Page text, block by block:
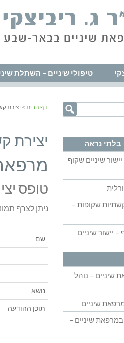
טיפולי שיניים – השתלת
דף הבית > יצירת
יצירת
טופס
ניתן לצרף
בלתי נראה
שיניים שקוף
שקופות –
– יישור שיניים
שיניים – נוהל
שיניים
שיניים –